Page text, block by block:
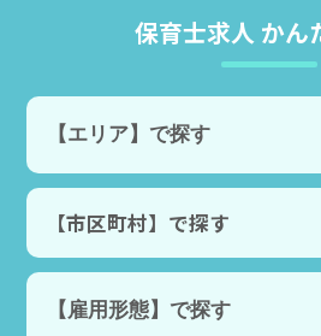
保育士求人 かん
【市区町村】で探す